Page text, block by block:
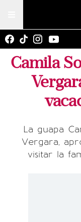
Camila
La guapa
Vergara,
visitar la